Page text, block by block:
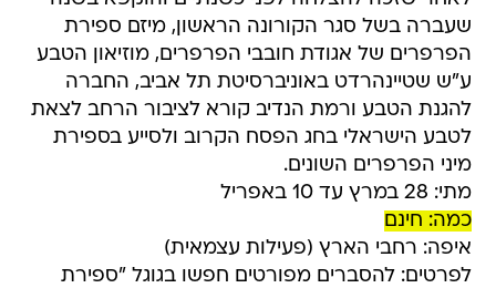
שעברה בשל סגר הקורונה הראשון, מיזם ספירת
הפרפרים של אגודת חובבי הפרפרים, מוזיאון הטבע
ע"ש שטיינהרדט באוניברסיטת תל אביב, החברה
להגנת הטבע ורמת הנדיב קורא לציבור הרחב לצאת
לטבע הישראלי בחג הפסח הקרוב ולסייע בספירת
מיני הפרפרים השונים.
מתי: 28 במרץ עד 10 באפריל
כמה: חינם
איפה: רחבי הארץ (פעילות עצמאית)
לפרטים: להסברים מפורטים חפשו בגוגל "ספירת